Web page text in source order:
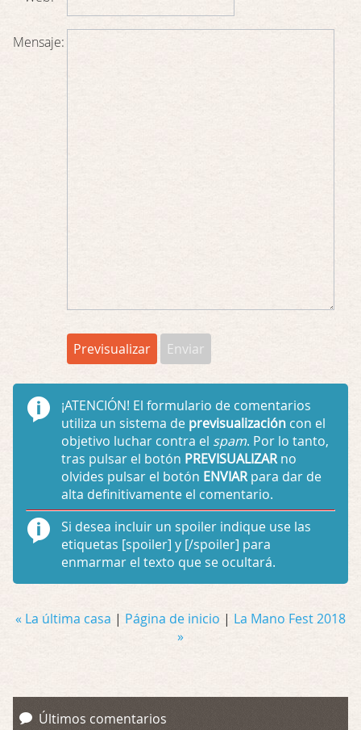
Mensaje:
¡ATENCIÓN! El formulario de comentarios
utiliza un sistema de previsualizacióncon el
objetivo luchar contra el spam. Por lo tanto,
tras pulsar el botón PREVISUALIZARno
olvides pulsar el botón ENVIARpara dar de
alta definitivamente el comentario.
Si desea incluir un spoiler indique use las
etiquetas [spoiler] y [/spoiler] para
enmarmar el texto que se ocultará.
« La última casa | Página de inicio | La Mano Fest 2018
»
Últimos comentarios